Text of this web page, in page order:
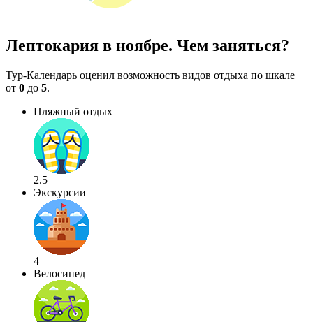
Лептокария в ноябре. Чем заняться?
Тур-Календарь оценил возможность видов отдыха по шкале
от 0 до 5.
Пляжный отдых
2.5
Экскурсии
4
Велосипед